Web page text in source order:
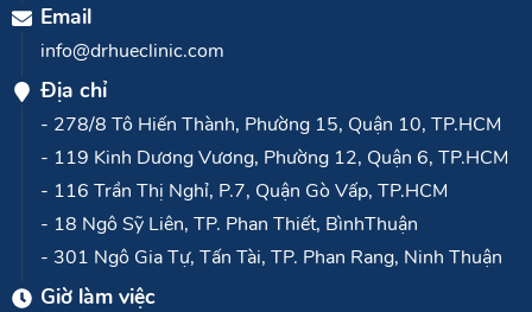
Email
info@drhueclinic.com
Địa chỉ
- 278/8 Tô Hiến Thành, Phường 15, Quận 10, TP.HCM
- 119 Kinh Dương Vương, Phường 12, Quận 6, TP.HCM
- 116 Trần Thị Nghỉ, P.7, Quận Gò Vấp, TP.HCM
- 18 Ngô Sỹ Liên, TP. Phan Thiết, BìnhThuận
- 301 Ngô Gia Tự, Tấn Tài, TP. Phan Rang, Ninh Thuận
Giờ làm việc